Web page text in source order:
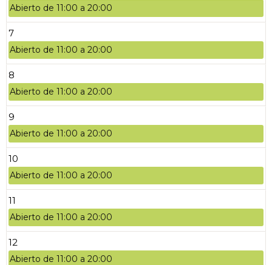
Abierto de 11:00 a 20:00
7
Abierto de 11:00 a 20:00
8
Abierto de 11:00 a 20:00
9
Abierto de 11:00 a 20:00
10
Abierto de 11:00 a 20:00
11
Abierto de 11:00 a 20:00
12
Abierto de 11:00 a 20:00